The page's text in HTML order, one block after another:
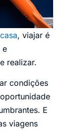
, viajar é
e
realizar.
condições
E
viagens